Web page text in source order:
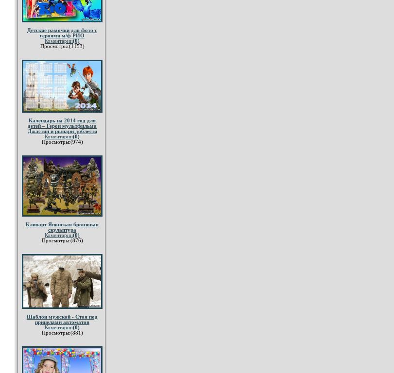
Детские рамочки для фото с
героями м/ф РИО
Коментарии(0)
Просмотры:(1153)
Календарь на 2014 год для
детей – Герои мультфильма
Джастин и рыцари доблести
Коментарии(0)
Просмотры:(974)
Клипарт Японская бронзовая
скульптура
Коментарии(0)
Просмотры:(876)
Шаблон мужской - Стоя под
прицелами автоматов
Коментарии(0)
Просмотры:(881)